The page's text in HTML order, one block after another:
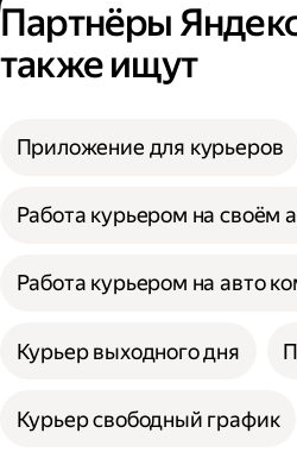
Партнёры
также ищут
Приложение для курьеров
Работа курьером на своём
Работа курьером на авто
Курьер выходного дня
Курьер свободный график